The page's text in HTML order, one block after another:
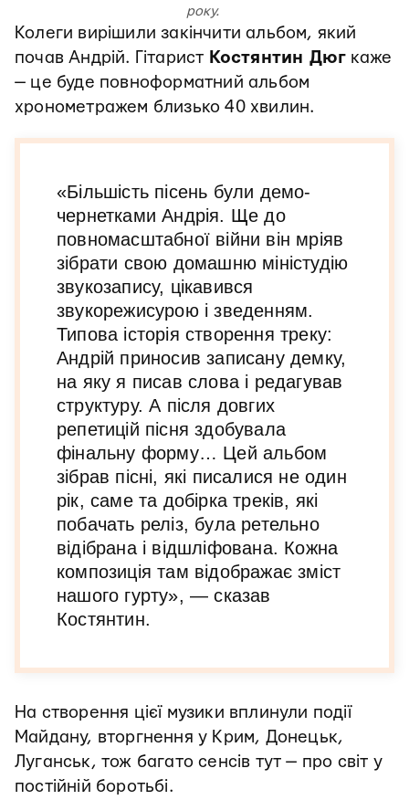
року.
Колеги вирішили закінчити альбом, який
почав Андрій. Гітарист Костянтин Дюг каже
— це буде повноформатний альбом
хронометражем близько 40 хвилин.
«Більшість пісень були демо-
чернетками Андрія. Ще до
повномасштабної війни він мріяв
зібрати свою домашню міністудію
звукозапису, цікавився
звукорежисурою і зведенням.
Типова історія створення треку:
Андрій приносив записану демку,
на яку я писав слова і редагував
структуру. А після довгих
репетицій пісня здобувала
фінальну форму… Цей альбом
зібрав пісні, які писалися не один
рік, саме та добірка треків, які
побачать реліз, була ретельно
відібрана і відшліфована. Кожна
композиція там відображає зміст
нашого гурту», — сказав
Костянтин.
На створення цієї музики вплинули події
Майдану, вторгнення у Крим, Донецьк,
Луганськ, тож багато сенсів тут — про світ у
постійній боротьбі.